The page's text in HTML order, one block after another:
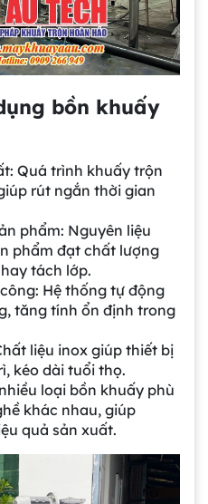
bồn khuấy
Quá trình khuấy trộn
rút ngắn thời gian
phẩm: Nguyên liệu
phẩm đạt chất lượng
tách lớp.
Hệ thống tự động
tăng tính ổn định trong
liệu inox giúp thiết bị
kéo dài tuổi thọ.
loại bồn khuấy phù
khác nhau, giúp
quả sản xuất.